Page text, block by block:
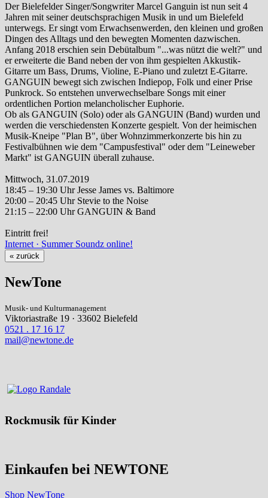
Der Bielefelder Singer/Songwriter Marcel Ganguin ist nun seit 4
Jahren mit seiner deutschsprachigen Musik in und um Bielefeld
unterwegs. Er singt vom Erwachsenwerden, den kleinen und großen
Dingen des Alltags und den bewegten Momenten dazwischen.
Anfang 2018 erschien sein Debütalbum "...was nützt die welt?" und
er erweiterte die Band neben der von ihm gespielten Akkustik-
Gitarre um Bass, Drums, Violine, E-Piano und zuletzt E-Gitarre.
GANGUIN bewegt sich zwischen Indiepop, Folk und einer Prise
Punkrock. So entstehen unverwechselbare Songs mit einer
ordentlichen Portion melancholischer Euphorie.
Ob als GANGUIN (Solo) oder als GANGUIN (Band) wurden und
werden die verschiedensten Konzerte gespielt. Von der heimischen
Musik-Kneipe "Plan B", über Wohnzimmerkonzerte bis hin zu
Festivalbühnen wie dem "Campusfestival" oder dem "Leineweber
Markt" ist GANGUIN überall zuhause.
Mittwoch, 31.07.2019
18:45 – 19:30 Uhr Jesse James vs. Baltimore
20:00 – 20:45 Uhr Stevie to the Noise
21:15 – 22:00 Uhr GANGUIN & Band
Eintritt frei!
Internet · Summer Soundz online!
« zurück
NewTone
Musik- und Kulturmanagement
Viktoriastraße 19 · 33602 Bielefeld
0521 . 17 16 17
mail@newtone.de
Rockmusik für Kinder
Einkaufen bei NEWTONE
Shop NewTone